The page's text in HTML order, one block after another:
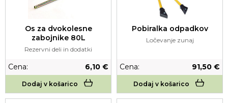
Os za dvokolesne
zabojnike 80L
Rezervni deli in dodatki
Cena: 6,10 €
Dodaj v košarico
Pobiralka odpadkov
Ločevanje zunaj
Cena: 91,50 €
Dodaj v košarico